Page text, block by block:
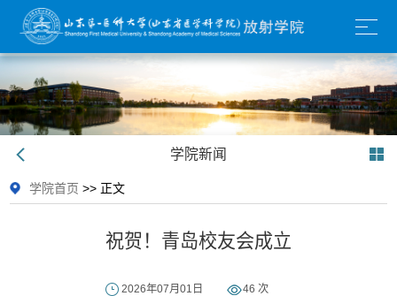
学院新闻
学院首页 >> 正文
祝贺！青岛校友会成立
2026年07月01日 46 次